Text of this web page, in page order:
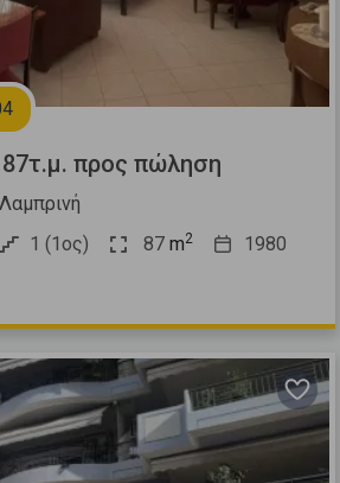
προς πώληση
1 (1ος) 87 m2 1980